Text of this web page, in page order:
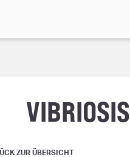
VIBRIOSIS
ZUR ÜBERSICHT